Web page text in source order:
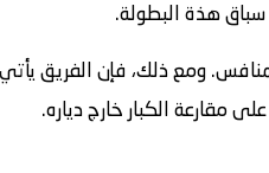
هذة البطولة.
ومع ذلك، فإن الفريق
مقارعة الكبار خارج دياره.